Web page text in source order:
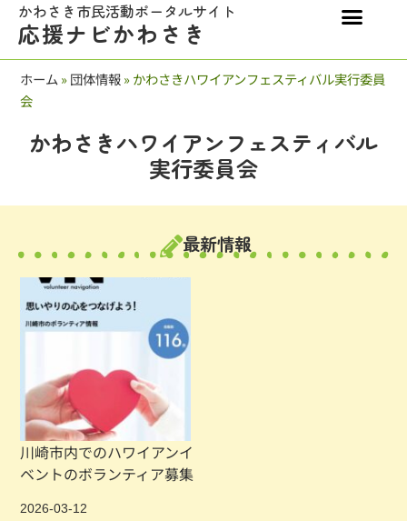
かわさき市民活動ポータルサイト
応援ナビかわさき
ホーム »団体情報»かわさきハワイアンフェスティバル実行委員
会
かわさきハワイアンフェスティバル
実行委員会
最新情報
川崎市内でのハワイアンイ
ベントのボランティア募集
2026-03-12